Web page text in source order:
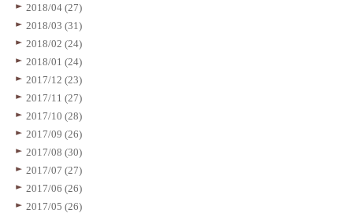
2018/04 (27)
2018/03 (31)
2018/02 (24)
2018/01 (24)
2017/12 (23)
2017/11 (27)
2017/10 (28)
2017/09 (26)
2017/08 (30)
2017/07 (27)
2017/06 (26)
2017/05 (26)